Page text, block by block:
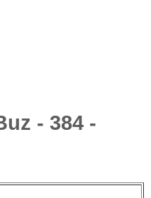
- 384 -